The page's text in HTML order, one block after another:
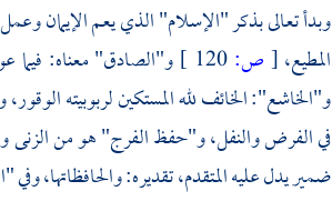
وبدأ تعالى بذكر "الإسلام" الذي يعم الإيمان
المطيع،[ص:
و"الصادق" معناه: فيما
و"الخاشع": الخائف لله المستكين لربوبيته
في الفرض والنفل، و"حفظ الفرج" هو من الزنى
ضمير يدل عليه المتقدم، تقديره: والحافظاتها،